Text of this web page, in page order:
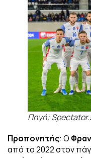
Πηγή:
Προπονητής: Ο
από το 2022 στον